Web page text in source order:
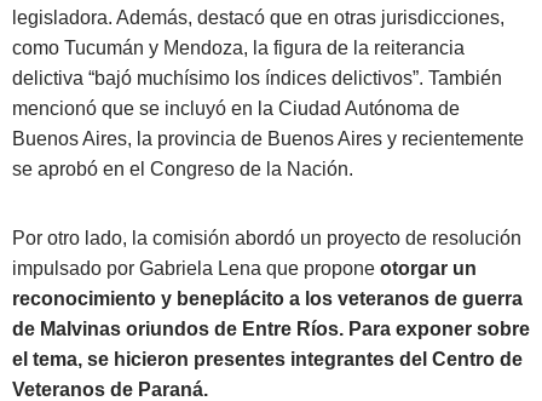
legisladora. Además, destacó que en otras jurisdicciones,
como Tucumán y Mendoza, la figura de la reiterancia
delictiva “bajó muchísimo los índices delictivos”. También
mencionó que se incluyó en la Ciudad Autónoma de
Buenos Aires, la provincia de Buenos Aires y recientemente
se aprobó en el Congreso de la Nación.
Por otro lado, la comisión abordó un proyecto de resolución
impulsado por Gabriela Lena que propone otorgar un
reconocimiento y beneplácito a los veteranos de guerra
de Malvinas oriundos de Entre Ríos. Para exponer sobre
el tema, se hicieron presentes integrantes del Centro de
Veteranos de Paraná.